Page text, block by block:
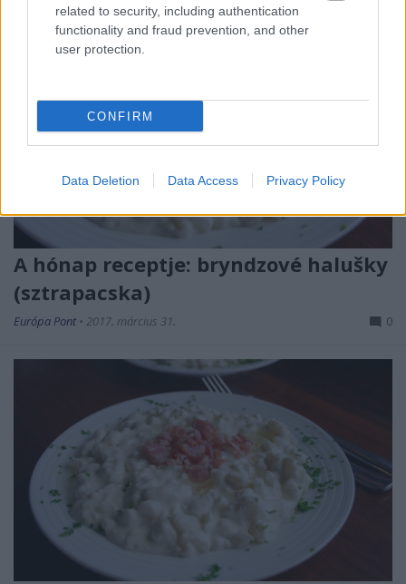
related to security, including authentication
functionality and fraud prevention, and other
user protection.
CONFIRM
Data Deletion Data Access Privacy Policy
A hónap receptje: bryndzové halušky
(sztrapacska)
Európa Pont • 2017. március 31. 0